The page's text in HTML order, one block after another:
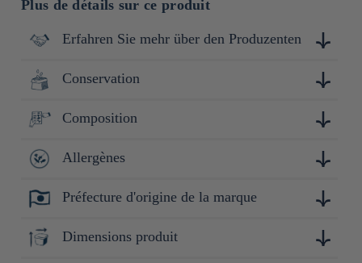
Plus de détails sur ce produit
Erfahren Sie mehr über den Produzenten
Fondée en 1929 à Yokohama, Minoya Arare fabrique des
crackers japonais 100 % riz gluant, alliant tradition et
originaux comme les "Yokohama Beer Kaki", avec pour
Conservation
Conserver à l'abri de la lumière, de la chaleur et de
Composition
Riz gluant 75% (Thaïlande), sucre, sauce soja (soja, blé),
sirop de sucre, épaississant (amidon transformé),
ginseng)
Allergènes
Blé, sojaPréfecture d'origine de la marque
Kanagawa
Dimensions produit